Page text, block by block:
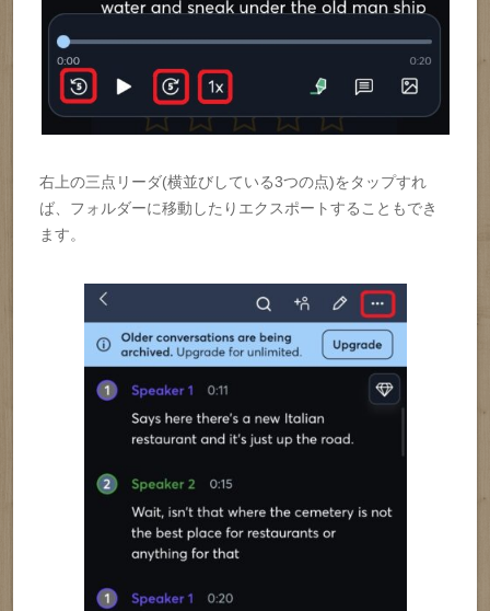
右上の三点リーダ(横並びしている3つの点)をタップすれ
ば、フォルダーに移動したりエクスポートすることもでき
ます。